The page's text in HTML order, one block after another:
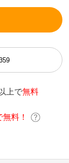
上で無料
料！